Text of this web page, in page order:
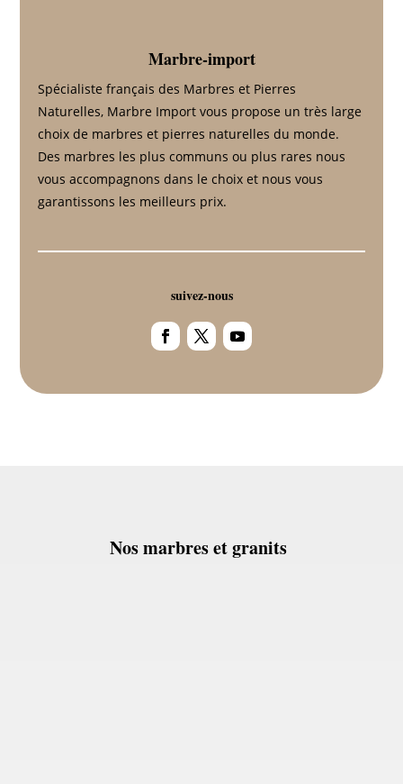
Marbre-import
Spécialiste français des Marbres et Pierres
Naturelles, Marbre Import vous propose un très large
choix de marbres et pierres naturelles du monde.
Des marbres les plus communs ou plus rares nous
vous accompagnons dans le choix et nous vous
garantissons les meilleurs prix.
suivez-nous
Nos marbres et granits